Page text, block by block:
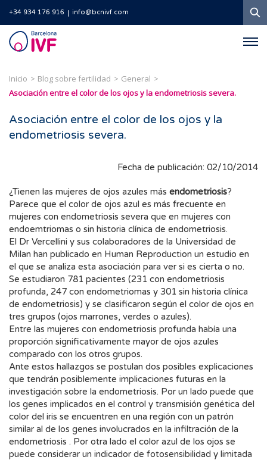
+34 934 176 916 info@bcnivf.com
Barcelona
IVF
Inicio Blog sobre fertilidad
General
Asociación entre el color de los ojos y la endometriosis severa.
Asociación entre el color de los ojos y la
endometriosis severa.
Fecha de publicación: 02/10/2014
¿Tienen las mujeres de ojos azules más endometriosis?
Parece que el color de ojos azul es más frecuente en
mujeres con endometriosis severa que en mujeres con
endoemtriomas o sin historia clínica de endometriosis.
El Dr Vercellini y sus colaboradores de la Universidad de
Milan han publicado en Human Reproduction un estudio en
el que se analiza esta asociación para ver si es cierta o no.
Se estudiaron 781 pacientes (231 con endometriosis
profunda, 247 con endometriomas y 301 sin historia clínica
de endometriosis) y se clasificaron según el color de ojos en
tres grupos (ojos marrones, verdes o azules).
Entre las mujeres con endometriosis profunda había una
proporción significativamente mayor de ojos azules
comparado con los otros grupos.
Ante estos hallazgos se postulan dos posibles explicaciones
que tendrán posiblemente implicaciones futuras en la
investigación sobre la endometriosis. Por un lado puede que
los genes implicados en el control y transmisión genética del
color del iris se encuentren en una región con un patrón
similar al de los genes involucrados en la infiltración de la
endometriosis . Por otra lado el color azul de los ojos se
puede considerar un indicador de fotosensibilidad y limitada